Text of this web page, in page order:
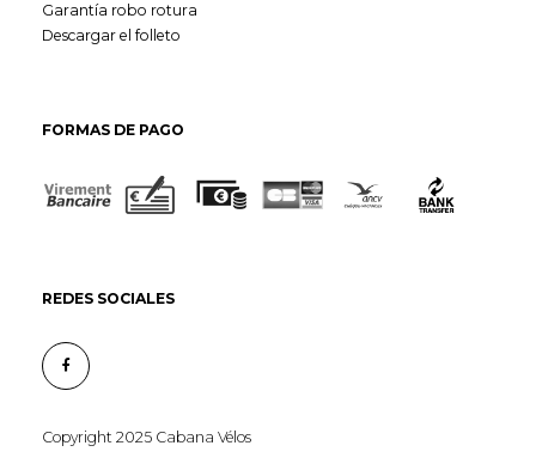
Garantía robo rotura
Descargar el folleto
FORMAS DE PAGO
REDES SOCIALES
Copyright 2025 Cabana Vélos